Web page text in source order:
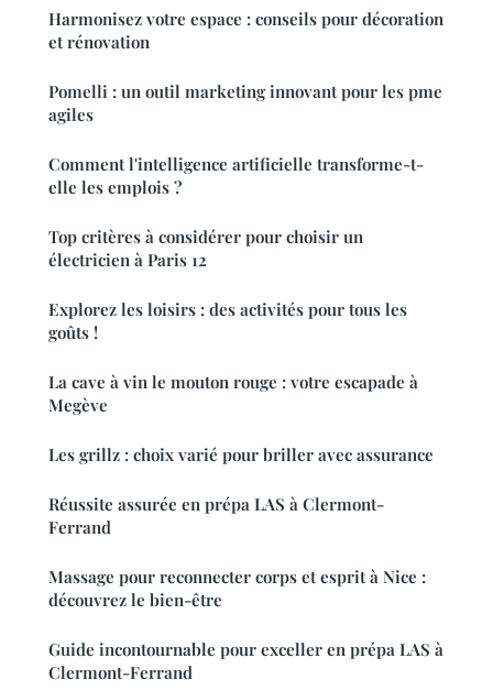
Harmonisez votre espace : conseils pour décoration
et rénovation
Pomelli : un outil marketing innovant pour les pme
agiles
Comment l'intelligence artificielle transforme-t-
elle les emplois ?
Top critères à considérer pour choisir un
électricien à Paris 12
Explorez les loisirs : des activités pour tous les
goûts !
La cave à vin le mouton rouge : votre escapade à
Megève
Les grillz : choix varié pour briller avec assurance
Réussite assurée en prépa LAS à Clermont-
Ferrand
Massage pour reconnecter corps et esprit à Nice :
découvrez le bien-être
Guide incontournable pour exceller en prépa LAS à
Clermont-Ferrand